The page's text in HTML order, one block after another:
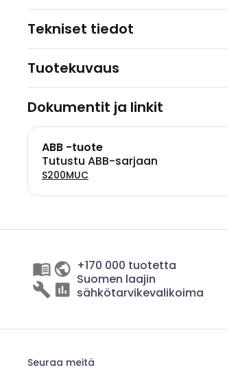
Tekniset tiedot
Tuotekuvaus
Dokumentit ja linkit
ABB -tuote
Tutustu ABB-sarjaan
S200MUC
+170 000 tuotetta
Suomen laajin
sähkötarvikevalikoima
Seuraa meitä